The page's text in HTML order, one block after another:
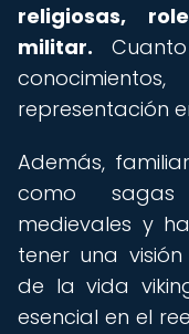
religiosas,
militar.
representación
Además,
como sagas
medievales y
tener una
de la vida
esencial en el